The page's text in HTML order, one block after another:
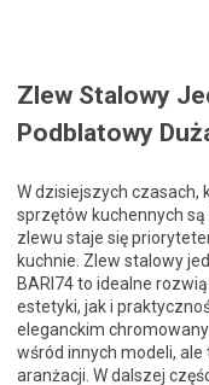
Zlew Stalowy
Podblatowy
W dzisiejszych czasach,
sprzętów kuchennych
zlewu staje się
kuchnie. Zlew stalowy
BARI74 to idealne
estetyki, jak i
eleganckim
wśród innych modeli,
aranżacji. W dalszej